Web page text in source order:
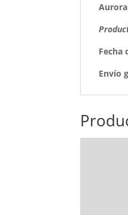
Fecha
Envío